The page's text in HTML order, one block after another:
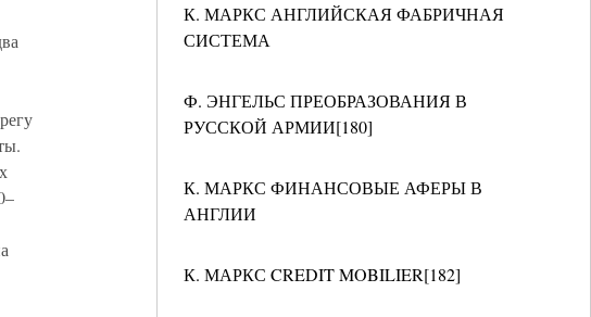
К. МАРКС АНГЛИЙСКАЯ ФАБРИЧНАЯ
СИСТЕМА
Ф. ЭНГЕЛЬС ПРЕОБРАЗОВАНИЯ В
РУССКОЙ АРМИИ[180]
К. МАРКС ФИНАНСОВЫЕ АФЕРЫ В
АНГЛИИ
К. МАРКС CREDIT MOBILIER[182]